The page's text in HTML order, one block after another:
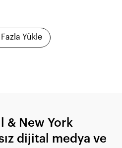
Fazla Yükle
& New York
dijital medya ve